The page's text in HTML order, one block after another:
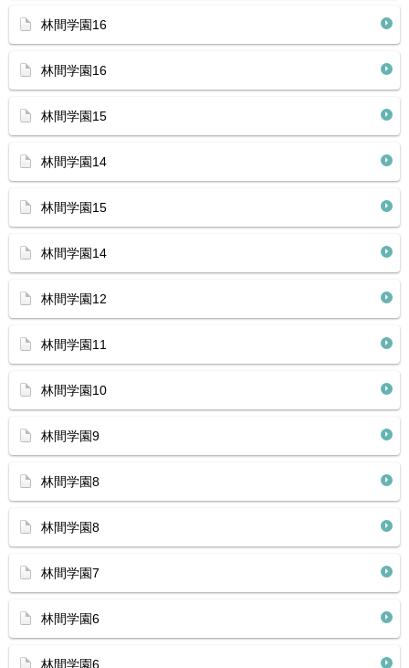
林間学園16
林間学園16
林間学園15
林間学園14
林間学園15
林間学園14
林間学園12
林間学園11
林間学園10
林間学園9
林間学園8
林間学園8
林間学園7
林間学園6
林間学園6